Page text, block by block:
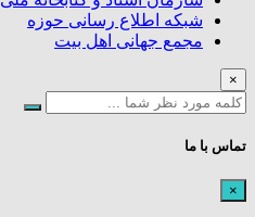
شبکه اطلاع رسانی حوزه
مجمع جهانی اهل بیت
×
تماس با ما
×